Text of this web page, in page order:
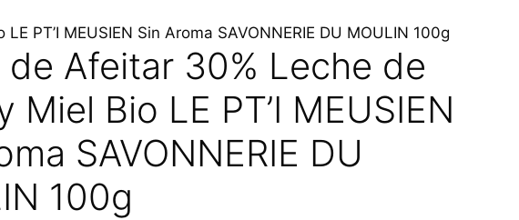
PT’I MEUSIEN Sin Aroma SAVONNERIE DU MOULIN 100g
Afeitar 30% Leche de
Miel Bio LE PT’I MEUSIEN
SAVONNERIE DU
100g
100g